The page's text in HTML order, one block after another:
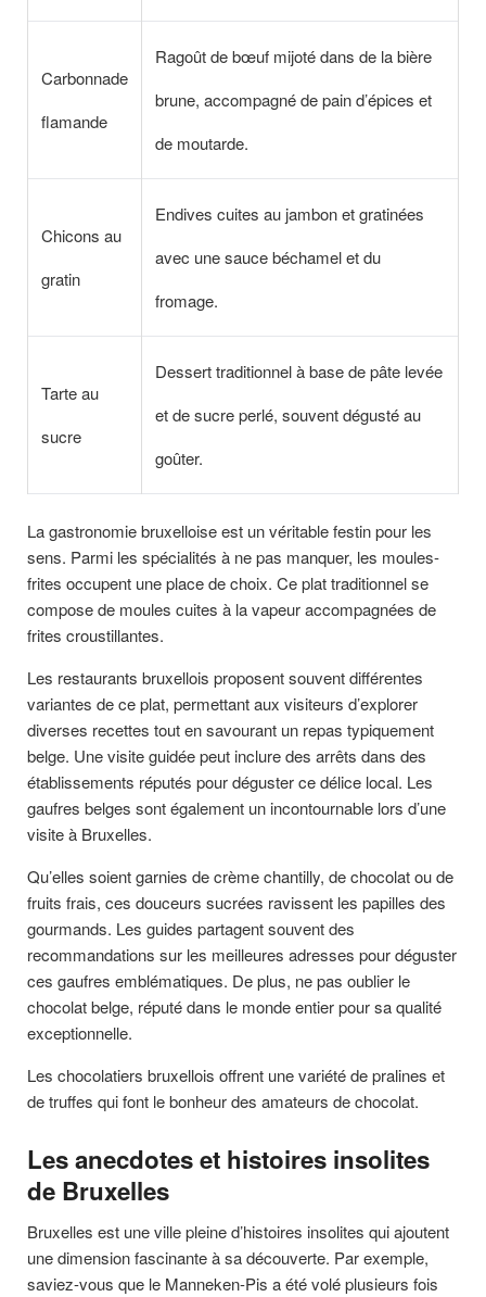
Carbonnade
flamande
Ragoût de bœuf mijoté dans de la bière
brune, accompagné de pain d’épices et
de moutarde.
Chicons au
gratin
Endives cuites au jambon et gratinées
avec une sauce béchamel et du
fromage.
Tarte au
sucre
Dessert traditionnel à base de pâte levée
et de sucre perlé, souvent dégusté au
goûter.
La gastronomie bruxelloise est un véritable festin pour les
sens. Parmi les spécialités à ne pas manquer, les moules-
frites occupent une place de choix. Ce plat traditionnel se
compose de moules cuites à la vapeur accompagnées de
frites croustillantes.
Les restaurants bruxellois proposent souvent différentes
variantes de ce plat, permettant aux visiteurs d’explorer
diverses recettes tout en savourant un repas typiquement
belge. Une visite guidée peut inclure des arrêts dans des
établissements réputés pour déguster ce délice local. Les
gaufres belges sont également un incontournable lors d’une
visite à Bruxelles.
Qu’elles soient garnies de crème chantilly, de chocolat ou de
fruits frais, ces douceurs sucrées ravissent les papilles des
gourmands. Les guides partagent souvent des
recommandations sur les meilleures adresses pour déguster
ces gaufres emblématiques. De plus, ne pas oublier le
chocolat belge, réputé dans le monde entier pour sa qualité
exceptionnelle.
Les chocolatiers bruxellois offrent une variété de pralines et
de truffes qui font le bonheur des amateurs de chocolat.
Les anecdotes et histoires insolites
de Bruxelles
Bruxelles est une ville pleine d’histoires insolites qui ajoutent
une dimension fascinante à sa découverte. Par exemple,
saviez-vous que le Manneken-Pis a été volé plusieurs fois